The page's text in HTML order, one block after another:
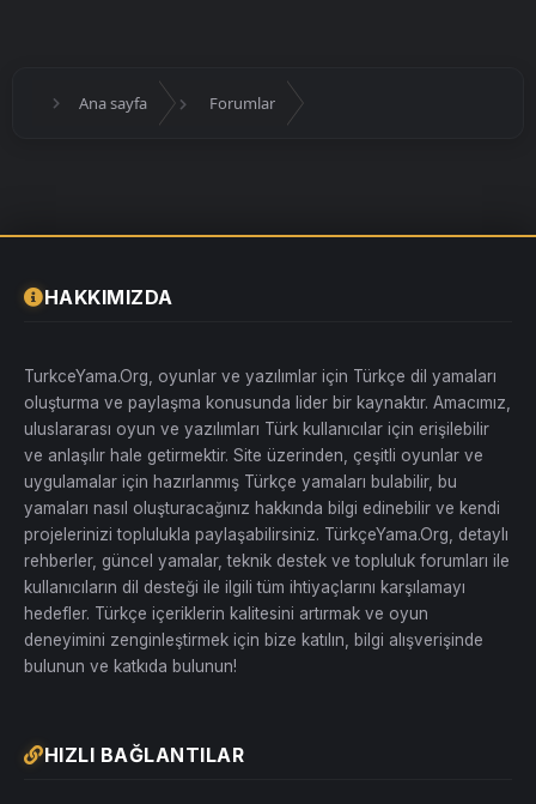
Ana sayfa Forumlar
HAKKIMIZDA
TurkceYama.Org, oyunlar ve yazılımlar için Türkçe dil yamaları
oluşturma ve paylaşma konusunda lider bir kaynaktır. Amacımız,
uluslararası oyun ve yazılımları Türk kullanıcılar için erişilebilir
ve anlaşılır hale getirmektir. Site üzerinden, çeşitli oyunlar ve
uygulamalar için hazırlanmış Türkçe yamaları bulabilir, bu
yamaları nasıl oluşturacağınız hakkında bilgi edinebilir ve kendi
projelerinizi toplulukla paylaşabilirsiniz. TürkçeYama.Org, detaylı
rehberler, güncel yamalar, teknik destek ve topluluk forumları ile
kullanıcıların dil desteği ile ilgili tüm ihtiyaçlarını karşılamayı
hedefler. Türkçe içeriklerin kalitesini artırmak ve oyun
deneyimini zenginleştirmek için bize katılın, bilgi alışverişinde
bulunun ve katkıda bulunun!
HIZLI BAĞLANTILAR